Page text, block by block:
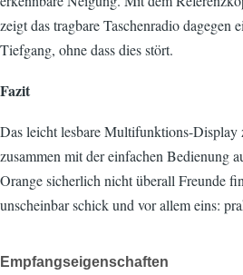
zeigt das tragbare Taschenradio dagegen
Tiefgang, ohne dass dies stört.
Fazit
Das leicht lesbare Multifunktions-Display
zusammen mit der einfachen Bedienung
Orange sicherlich nicht überall Freunde
unscheinbar schick und vor allem eins:
Empfangseigenschaften